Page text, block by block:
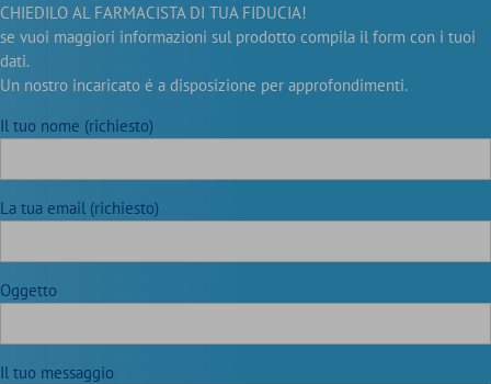
CHIEDILO AL FARMACISTA DI TUA FIDUCIA!
se vuoi maggiori informazioni sul prodotto compila il form con i tuoi
dati.
Un nostro incaricato é a disposizione per approfondimenti.
Il tuo nome (richiesto)
La tua email (richiesto)
Oggetto
Il tuo messaggio